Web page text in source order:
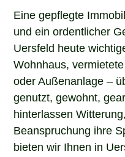
Eine gepflegte
und ein ordentlicher
Uersfeld heute
Wohnhaus,
oder Außenanlage –
genutzt, gewohnt,
hinterlassen
Beanspruchung ihre
bieten wir Ihnen in